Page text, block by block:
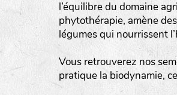
l’équilibre du domaine
phytothérapie, amène
légumes qui nourrissent
Vous retrouverez nos
pratique la biodynamie,